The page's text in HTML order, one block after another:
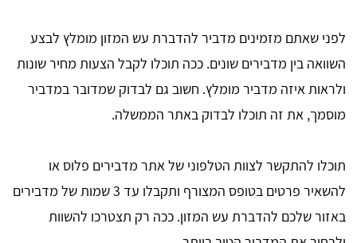
לפני שאתם מזמינים מדביר להדברת עש המזון מומלץ לבצע
השוואה בין מדבירים שונים. ככה תוכלו לקבל הצעות מחיר שונות
ולראות איזה מדביר מומלץ. חשוב גם לבדוק שמדובר במדביר
מוסמך, את זה תוכלו לבדוק באתר הממשלה.
תוכלו להתקשר לצוות הטלפוני של אתר מדבירים פלוס או
להשאיר פרטים בטופס המצורף ותקבלו עד 3 שמות של מדבירים
באזור שלכם להדברת עש המזון. ככה רק תצטרכו להשוות